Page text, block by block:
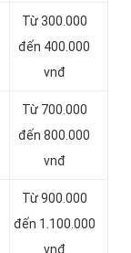
Từ 300.000
đến 400.000
vnđ
Từ 700.000
đến 800.000
vnđ
Từ 900.000
đến 1.100.000
vnđ